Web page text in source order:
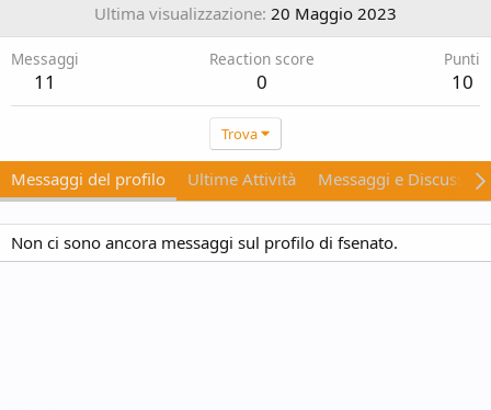
Ultima visualizzazione 20 Maggio 2023
Messaggi
11
Reaction score
0
Punti
10
Trova
Messaggi del profilo Ultime Attività Messaggi e
Non ci sono ancora messaggi sul profilo di fsenato.